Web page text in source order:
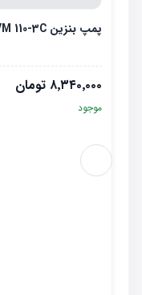
پمپ بنزین MVM 110-3C
۸٬۳۴۰٬۰۰۰ تومان
موجود